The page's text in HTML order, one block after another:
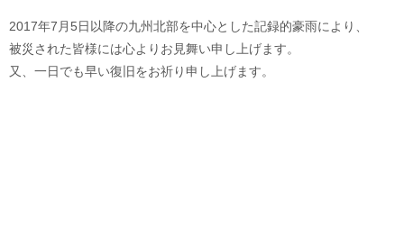
2017年7月5日以降の九州北部を中心とした記録的豪雨により、
被災された皆様には心よりお見舞い申し上げます。
又、一日でも早い復旧をお祈り申し上げます。